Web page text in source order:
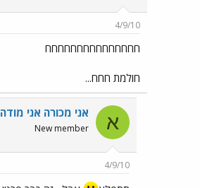
4/9/10
חחחחחחחחחחחחחחח
חולמת חחח...
א אני מכורה אני מודה
New member
4/9/10